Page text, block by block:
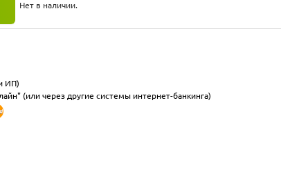
Нет в наличии.
ИП)
(или через другие системы интернет-банкинга)